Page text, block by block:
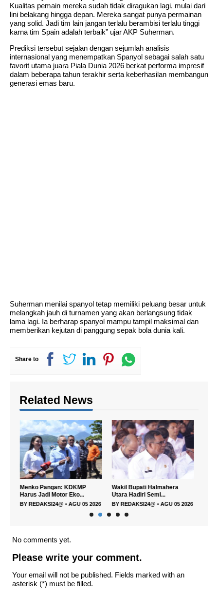
Kualitas pemain mereka sudah tidak diragukan lagi, mulai dari
lini belakang hingga depan. Mereka sangat punya permainan
yang solid. Jadi tim lain jangan terlalu berambisi terlalu tinggi
karna tim Spain adalah terbaik” ujar AKP Suherman.
Prediksi tersebut sejalan dengan sejumlah analisis
internasional yang menempatkan Spanyol sebagai salah satu
favorit utama juara Piala Dunia 2026 berkat performa impresif
dalam beberapa tahun terakhir serta keberhasilan membangun
generasi emas baru.
Suherman menilai spanyol tetap memiliki peluang besar untuk
melangkah jauh di turnamen yang akan berlangsung tidak
lama lagi. Ia berharap spanyol mampu tampil maksimal dan
memberikan kejutan di panggung sepak bola dunia kali.
Share to
Related News
Menko Pangan: KDKMP
Harus Jadi Motor Eko...
BY REDAKSI24@ • AGU 05 2026
Wakil Bupati Halmahera
Utara Hadiri Semi...
BY REDAKSI24@ • AGU 05 2026
No comments yet.
Please write your comment.
Your email will not be published. Fields marked with an
asterisk (*) must be filled.